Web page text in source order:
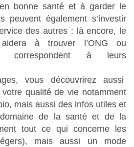
bonne santé et à garder le
peuvent également s’investir
des autres : là encore, le
à trouver l’ONG ou
correspondent à leurs
vous découvrirez aussi
qualité de vie notamment
mais aussi des infos utiles et
de la santé et de la
tout ce qui concerne les
mais aussi un mode